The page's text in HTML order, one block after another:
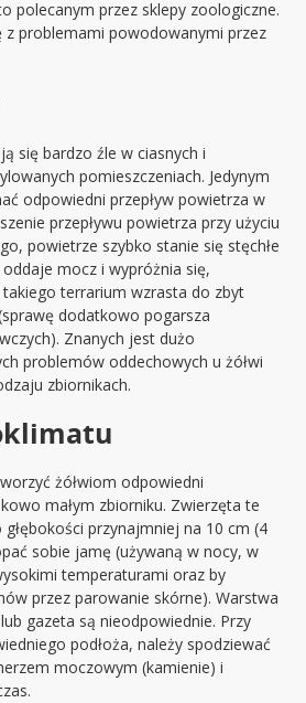
polecanym przez sklepy zoologiczne.
z problemami powodowanymi przez
się bardzo źle w ciasnych i
pomieszczeniach. Jedynym
odpowiedni przepływ powietrza w
przepływu powietrza przy użyciu
powietrze szybko stanie się stęchłe
oddaje mocz i wypróżnia się,
terrarium wzrasta do zbyt
dodatkowo pogarsza
Znanych jest dużo
problemów oddechowych u żółwi
zbiornikach.
żółwiom odpowiedni
małym zbiorniku. Zwierzęta te
przynajmniej na 10 cm (4
sobie jamę (używaną w nocy, w
temperaturami oraz by
przez parowanie skórne). Warstwa
gazeta są nieodpowiednie. Przy
podłoża, należy spodziewać
moczowym (kamienie) i